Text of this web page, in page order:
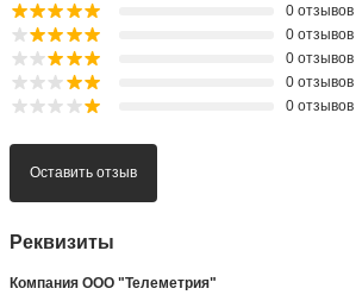
0 отзывов
0 отзывов
0 отзывов
0 отзывов
0 отзывов
Оставить отзыв
Реквизиты
Компания ООО "Телеметрия"